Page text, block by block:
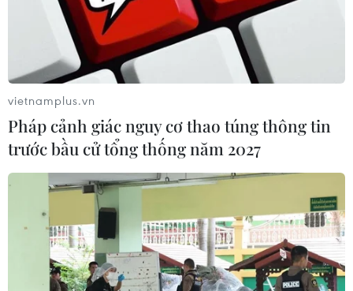
Đà Nẵng: Vụ cháy rừng ở huyện Hòa Vang
đã được dập tắt
28/06/2019 13:41
Đến 18 giờ 30 ngày 28/6, vụ cháy rừng tại địa phận
giáp ranh giữa hai xã Hòa Sơn và Hòa Nhơn, huyện
Hòa Vang, thành phố Đà Nẵng đã được lực lượng tham
gia chữa cháy dập tắt.
vietnamplus.vn
Pháp cảnh giác nguy cơ thao túng thông tin
trước bầu cử tổng thống năm 2027